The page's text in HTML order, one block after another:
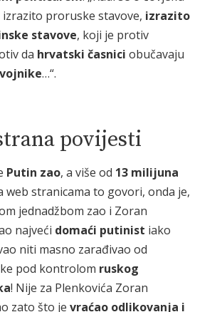
proruske stavove, izrazito
stavove, koji je protiv
da hrvatski časnici obučavaju
…“.
povijesti
Putin zao, a više od 13 milijuna
web stranicama to govori, onda je,
jednadžbom zao i Zoran
najveći domaći putinist iako
niti masno zarađivao od
pod kontrolom ruskog
! Nije za Plenkovića Zoran
zato što je vraćao odlikovanja i